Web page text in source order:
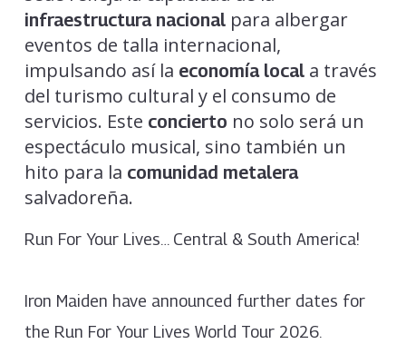
infraestructura nacionalpara albergar
eventos de talla internacional,
impulsando así la economía locala través
del turismo cultural y el consumo de
servicios. Este concierto no solo será un
espectáculo musical, sino también un
hito para la comunidad metalera
salvadoreña.
Run For Your Lives… Central & South America!
Iron Maiden have announced further dates for
the Run For Your Lives World Tour 2026.